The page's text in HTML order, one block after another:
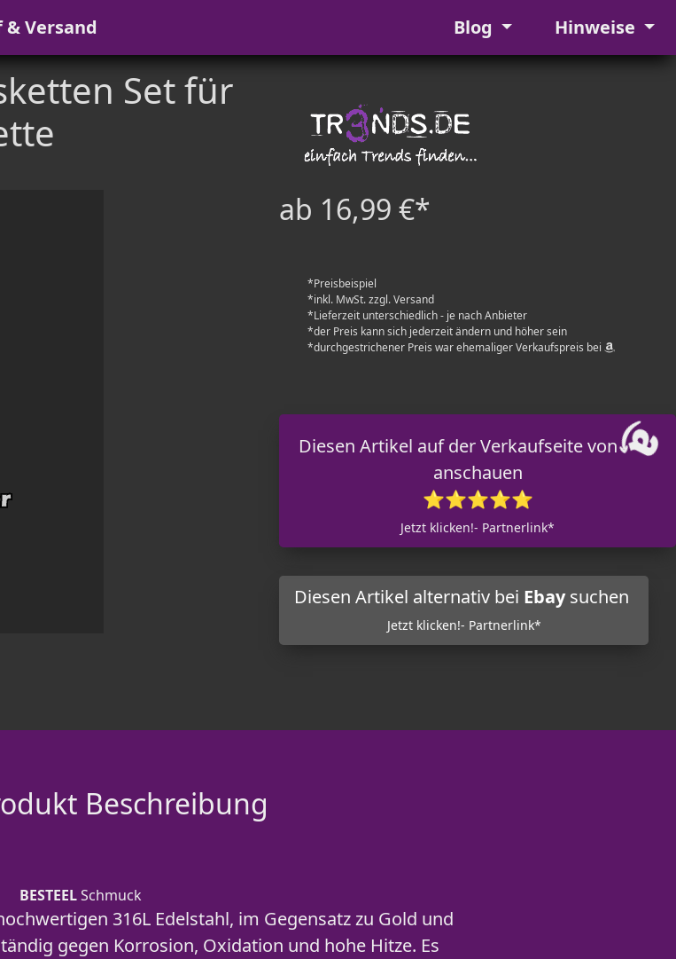
Versand Blog Hinweise
Set für
ab 16,99 €*
*Preisbeispiel
*inkl. MwSt. zzgl. Versand
*Lieferzeit unterschiedlich - je nach Anbieter
*der Preis kann sich jederzeit ändern und höher sein
*durchgestrichener Preis war ehemaliger Verkaufspreis bei
Diesen Artikel auf der Verkaufseite von
anschauen
⭐⭐⭐⭐⭐
Jetzt klicken!- Partnerlink*
Diesen Artikel alternativ bei Ebaysuchen
Jetzt klicken!- Partnerlink*
Beschreibung
BESTEELSchmuck
316L Edelstahl, im Gegensatz zu Gold und
gegen Korrosion, Oxidation und hohe Hitze. Es